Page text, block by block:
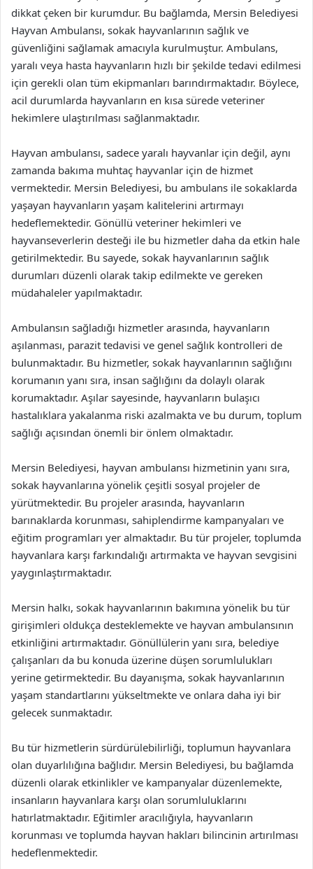
dikkat çeken bir kurumdur. Bu bağlamda, Mersin Belediyesi
Hayvan Ambulansı, sokak hayvanlarının sağlık ve
güvenliğini sağlamak amacıyla kurulmuştur. Ambulans,
yaralı veya hasta hayvanların hızlı bir şekilde tedavi edilmesi
için gerekli olan tüm ekipmanları barındırmaktadır. Böylece,
acil durumlarda hayvanların en kısa sürede veteriner
hekimlere ulaştırılması sağlanmaktadır.
Hayvan ambulansı, sadece yaralı hayvanlar için değil, aynı
zamanda bakıma muhtaç hayvanlar için de hizmet
vermektedir. Mersin Belediyesi, bu ambulans ile sokaklarda
yaşayan hayvanların yaşam kalitelerini artırmayı
hedeflemektedir. Gönüllü veteriner hekimleri ve
hayvanseverlerin desteği ile bu hizmetler daha da etkin hale
getirilmektedir. Bu sayede, sokak hayvanlarının sağlık
durumları düzenli olarak takip edilmekte ve gereken
müdahaleler yapılmaktadır.
Ambulansın sağladığı hizmetler arasında, hayvanların
aşılanması, parazit tedavisi ve genel sağlık kontrolleri de
bulunmaktadır. Bu hizmetler, sokak hayvanlarının sağlığını
korumanın yanı sıra, insan sağlığını da dolaylı olarak
korumaktadır. Aşılar sayesinde, hayvanların bulaşıcı
hastalıklara yakalanma riski azalmakta ve bu durum, toplum
sağlığı açısından önemli bir önlem olmaktadır.
Mersin Belediyesi, hayvan ambulansı hizmetinin yanı sıra,
sokak hayvanlarına yönelik çeşitli sosyal projeler de
yürütmektedir. Bu projeler arasında, hayvanların
barınaklarda korunması, sahiplendirme kampanyaları ve
eğitim programları yer almaktadır. Bu tür projeler, toplumda
hayvanlara karşı farkındalığı artırmakta ve hayvan sevgisini
yaygınlaştırmaktadır.
Mersin halkı, sokak hayvanlarının bakımına yönelik bu tür
girişimleri oldukça desteklemekte ve hayvan ambulansının
etkinliğini artırmaktadır. Gönüllülerin yanı sıra, belediye
çalışanları da bu konuda üzerine düşen sorumlulukları
yerine getirmektedir. Bu dayanışma, sokak hayvanlarının
yaşam standartlarını yükseltmekte ve onlara daha iyi bir
gelecek sunmaktadır.
Bu tür hizmetlerin sürdürülebilirliği, toplumun hayvanlara
olan duyarlılığına bağlıdır. Mersin Belediyesi, bu bağlamda
düzenli olarak etkinlikler ve kampanyalar düzenlemekte,
insanların hayvanlara karşı olan sorumluluklarını
hatırlatmaktadır. Eğitimler aracılığıyla, hayvanların
korunması ve toplumda hayvan hakları bilincinin artırılması
hedeflenmektedir.